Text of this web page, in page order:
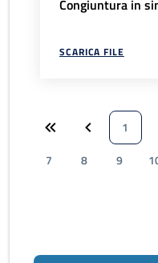
Congiuntura in
SCARICA FILE
1
7
8 9